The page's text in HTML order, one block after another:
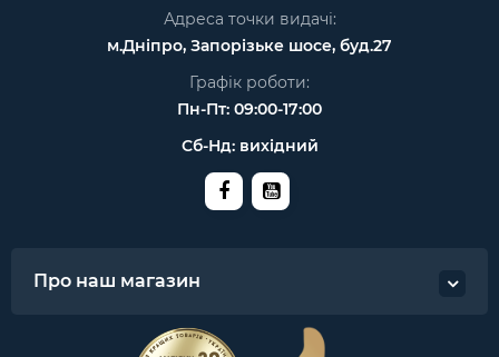
Адреса точки видачі:
м.Дніпро, Запорізьке шосе, буд.27
Графік роботи:
Пн-Пт: 09:00-17:00
Сб-Нд: вихідний
Про наш магазин